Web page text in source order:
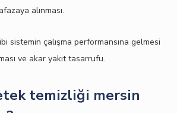
alınması.
sistemin çalışma performansına gelmesi
ve akar yakıt tasarrufu.
temizliği mersin